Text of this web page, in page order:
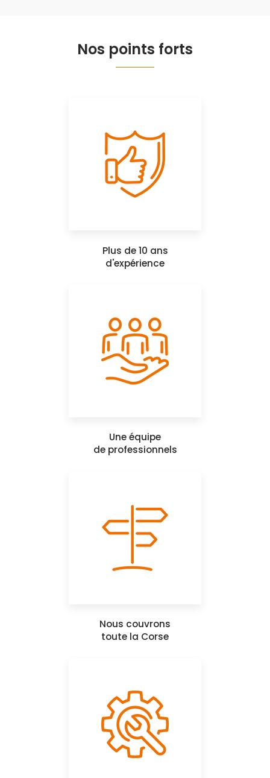
Nos points forts
Plus de 10 ans
d'expérience
Une équipe
de professionnels
Nous couvrons
toute la Corse